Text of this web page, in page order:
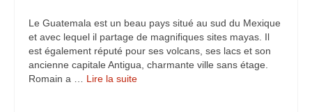
Le Guatemala est un beau pays situé au sud du Mexique
et avec lequel il partage de magnifiques sites mayas. Il
est également réputé pour ses volcans, ses lacs et son
ancienne capitale Antigua, charmante ville sans étage.
Romain a … Lire la suite­­